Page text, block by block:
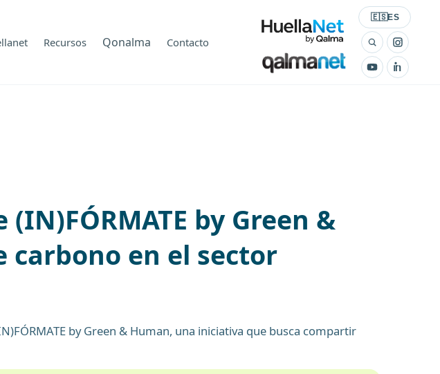
Recursos Qonalma Contacto
Seleccionar
🇪🇸ES
by Green &
carbono en el sector
by Green & Human, una iniciativa que busca compartir